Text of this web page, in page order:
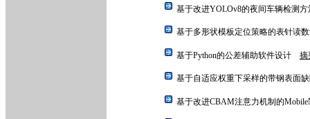
基于改进YOLOv8的夜间车辆检测
基于多形状模板定位策略的表针读
基于Python的公差辅助软件设计 摘
基于自适应权重下采样的带钢表面
基于改进CBAM注意力机制的